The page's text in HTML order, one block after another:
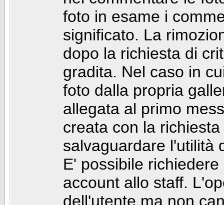
foto in esame i
significato. La
dopo la richiesta di
gradita. Nel caso in
foto dalla propria
allegata al primo
creata con la
salvaguardare l'utilità
E' possibile
account allo staff.
dell'utente ma non